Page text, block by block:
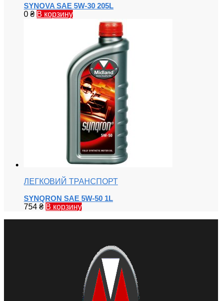
SYNOVA SAE 5W-30 205L
0 ₴ В корзину
ЛЕГКОВИЙ ТРАНСПОРТ
SYNQRON SAE 5W-50 1L
754 ₴ В корзину